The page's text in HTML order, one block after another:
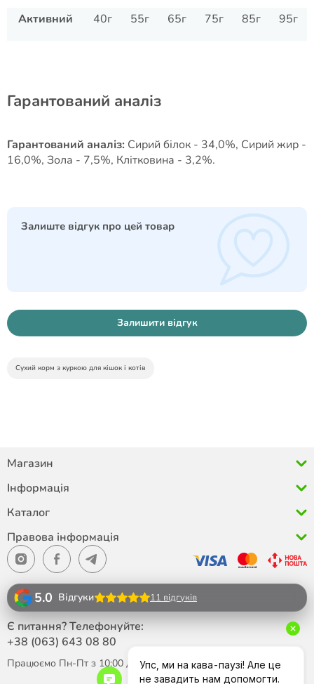
Активний 40г 55г 65г 75г 85г 95г
Гарантований аналіз
Гарантований аналіз: Сирий білок - 34,0%, Сирий жир -
16,0%, Зола - 7,5%, Клітковина - 3,2%.
Залиште відгук про цей товар
Залишити відгук
Сухий корм з куркою для кішок і котів
Магазин
Інформація
Каталог
Правова інформація
5.0 Відгуки 11 відгуків
Є питання? Телефонуйте:
+38 (063) 643 08 80
Працюємо Пн-Пт з 10:00 до 18:00